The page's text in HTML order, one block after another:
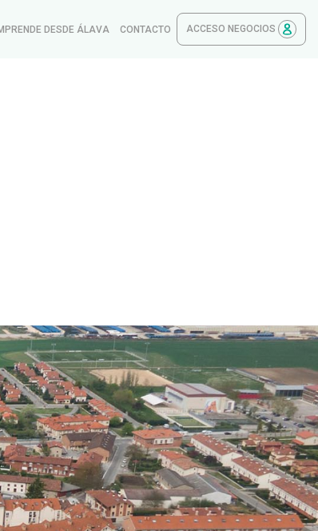
DESDE ÁLAVA CONTACTO ACCESO NEGOCIOS